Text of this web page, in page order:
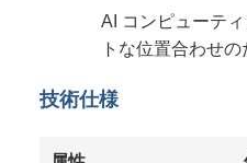
AI コンピューテ
トな位置合わせ
技術仕様